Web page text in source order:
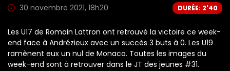
30 novembre 2021, 18h20 DURÉE: 2'40
Les U17 de Romain Lattron ont retrouvé la victoire ce week-
end face à Andrézieux avec un succès 3 buts à 0. Les U19
ramènent eux un nul de Monaco. Toutes les images du
week-end sont à retrouver dans le JT des jeunes #31.